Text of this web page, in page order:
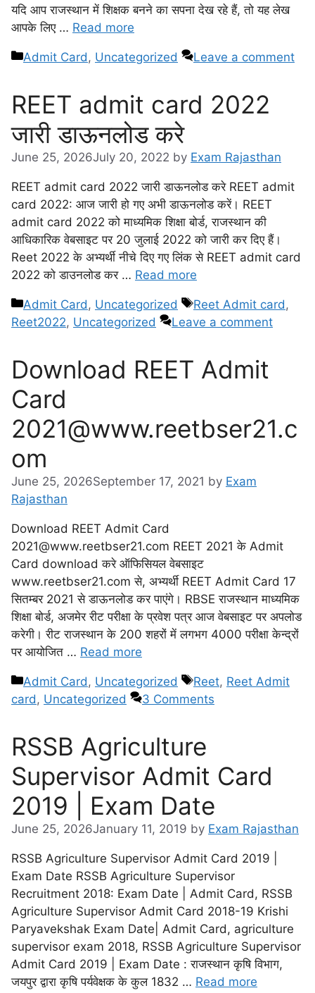
यदि आप राजस्थान में शिक्षक बनने का सपना देख रहे हैं, तो यह लेख
आपके लिए … Read more
Admit Card, Uncategorized Leave a comment
REET admit card 2022
जारी डाऊनलोड करे
June 25, 2026July 20, 2022 by Exam Rajasthan
REET admit card 2022 जारी डाऊनलोड करे REET admit
card 2022: आज जारी हो गए अभी डाऊनलोड करें। REET
admit card 2022 को माध्यमिक शिक्षा बोर्ड, राजस्थान की
आधिकारिक वेबसाइट पर 20 जुलाई 2022 को जारी कर दिए हैं।
Reet 2022 के अभ्यर्थी नीचे दिए गए लिंक से REET admit card
2022 को डाउनलोड कर … Read more
Admit Card, Uncategorized Reet Admit card,
Reet2022, Uncategorized Leave a comment
Download REET Admit
Card
2021@www.reetbser21.c
om
June 25, 2026September 17, 2021 by Exam
Rajasthan
Download REET Admit Card
2021@www.reetbser21.com REET 2021 के Admit
Card download करे ऑफिसियल वेबसाइट
www.reetbser21.com से, अभ्यर्थी REET Admit Card 17
सितम्बर 2021 से डाऊनलोड कर पाएंगे। RBSE राजस्थान माध्यमिक
शिक्षा बोर्ड, अजमेर रीट परीक्षा के प्रवेश पत्र आज वेबसाइट पर अपलोड
करेगी। रीट राजस्थान के 200 शहरों में लगभग 4000 परीक्षा केन्द्रों
पर आयोजित … Read more
Admit Card, Uncategorized Reet, Reet Admit
card, Uncategorized 3 Comments
RSSB Agriculture
Supervisor Admit Card
2019 | Exam Date
June 25, 2026January 11, 2019 by Exam Rajasthan
RSSB Agriculture Supervisor Admit Card 2019 |
Exam Date RSSB Agriculture Supervisor
Recruitment 2018: Exam Date | Admit Card, RSSB
Agriculture Supervisor Admit Card 2018-19 Krishi
Paryavekshak Exam Date| Admit Card, agriculture
supervisor exam 2018, RSSB Agriculture Supervisor
Admit Card 2019 | Exam Date : राजस्थान कृषि विभाग,
जयपुर द्वारा कृषि पर्यवेक्षक के कुल 1832 … Read more